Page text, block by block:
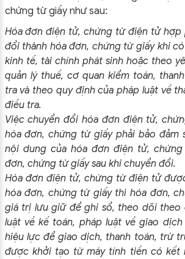
chứng từ giấy như sau:
Hóa đơn điện tử, chứng từ điện tử hợp
đổi thành hóa đơn, chứng từ giấy khi
kinh tế, tài chính phát sinh hoặc theo
quản lý thuế, cơ quan kiểm toán,
tra và theo quy định của pháp luật về
điều tra.
Việc chuyển đổi hóa đơn điện tử,
hóa đơn, chứng từ giấy phải bảo đảm
nội dung của hóa đơn điện tử,
đơn, chứng từ giấy sau khi chuyển đổi.
Hóa đơn điện tử, chứng từ điện tử
hóa đơn, chứng từ giấy thì hóa đơn,
giá trị lưu giữ để ghi sổ, theo dõi theo
luật về kế toán, pháp luật về giao
hiệu lực để giao dịch, thanh toán, trừ
được khởi tạo từ máy tính tiền có kết